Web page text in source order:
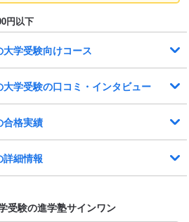
円以下
学受験向けコース
学受験の口コミ・インタビュー
合格実績
細情報
受験の進学塾サインワン